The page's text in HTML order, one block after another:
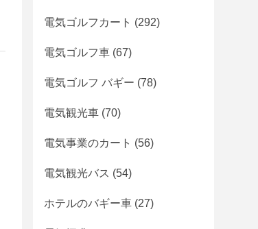
電気ゴルフカート (292)
電気ゴルフ車 (67)
電気ゴルフ バギー (78)
電気観光車 (70)
電気事業のカート (56)
電気観光バス (54)
ホテルのバギー車 (27)